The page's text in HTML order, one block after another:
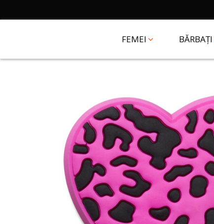
FEMEI BĂRBAȚI